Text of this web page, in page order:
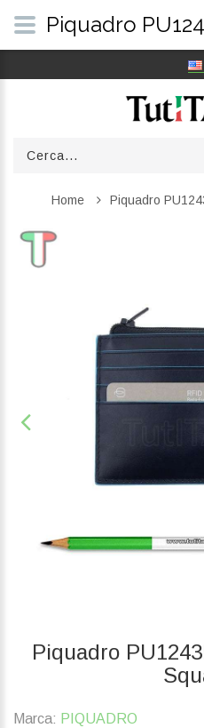
Home Piquadro
Piquadro
Marca: PIQUADRO